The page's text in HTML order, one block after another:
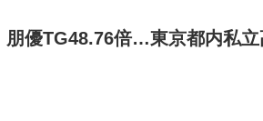
朋優TG48.76倍…東京都内私